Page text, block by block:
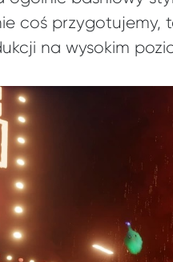
coś przygotujemy,
na wysokim